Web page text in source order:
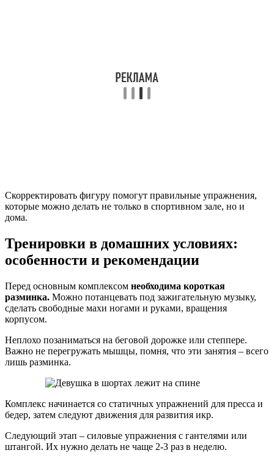
Скорректировать фигуру помогут правильные упражнения,
которые можно делать не только в спортивном зале, но и
дома.
Тренировки в домашних условиях:
особенности и рекомендации
Перед основным комплексом необходима короткая
разминка. Можно потанцевать под зажигательную музыку,
сделать свободные махи ногами и руками, вращения
корпусом.
Неплохо позаниматься на беговой дорожке или степпере.
Важно не перегружать мышцы, помня, что эти занятия – всего
лишь разминка.
Комплекс начинается со статичных упражнений для пресса и
бедер, затем следуют движения для развития икр.
Следующий этап – силовые упражнения с гантелями или
штангой. Их нужно делать не чаще 2-3 раз в неделю.